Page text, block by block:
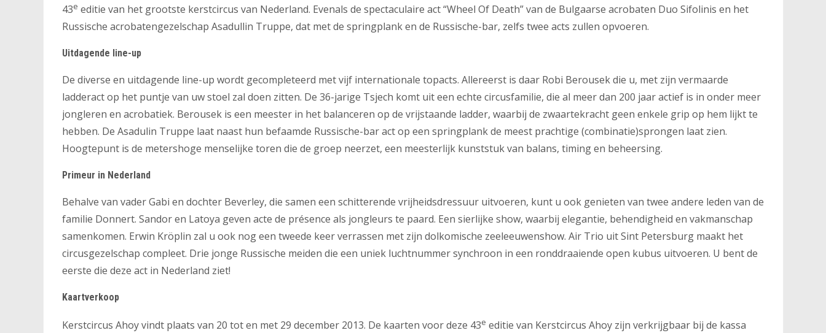
43e editie van het grootste kerstcircus van Nederland. Evenals de spectaculaire act “Wheel Of Death” van de Bulgaarse acrobaten Duo Sifolinis en het
Russische acrobatengezelschap Asadullin Truppe, dat met de springplank en de Russische-bar, zelfs twee acts zullen opvoeren.
Uitdagende line-up
De diverse en uitdagende line-up wordt gecompleteerd met vijf internationale topacts. Allereerst is daar Robi Berousek die u, met zijn vermaarde
ladderact op het puntje van uw stoel zal doen zitten. De 36-jarige Tsjech komt uit een echte circusfamilie, die al meer dan 200 jaar actief is in onder meer
jongleren en acrobatiek. Berousek is een meester in het balanceren op de vrijstaande ladder, waarbij de zwaartekracht geen enkele grip op hem lijkt te
hebben. De Asadulin Truppe laat naast hun befaamde Russische-bar act op een springplank de meest prachtige (combinatie)sprongen laat zien.
Hoogtepunt is de metershoge menselijke toren die de groep neerzet, een meesterlijk kunststuk van balans, timing en beheersing.
Primeur in Nederland
Behalve van vader Gabi en dochter Beverley, die samen een schitterende vrijheidsdressuur uitvoeren, kunt u ook genieten van twee andere leden van de
familie Donnert. Sandor en Latoya geven acte de présence als jongleurs te paard. Een sierlijke show, waarbij elegantie, behendigheid en vakmanschap
samenkomen. Erwin Kröplin zal u ook nog een tweede keer verrassen met zijn dolkomische zeeleeuwenshow. Air Trio uit Sint Petersburg maakt het
circusgezelschap compleet. Drie jonge Russische meiden die een uniek luchtnummer synchroon in een ronddraaiende open kubus uitvoeren. U bent de
eerste die deze act in Nederland ziet!
Kaartverkoop
Kerstcircus Ahoy vindt plaats van 20 tot en met 29 december 2013. De kaarten voor deze 43e editie van Kerstcircus Ahoy zijn verkrijgbaar bij de kassa